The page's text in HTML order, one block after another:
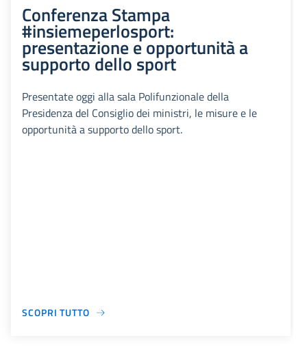
Conferenza Stampa
#insiemeperlosport:
presentazione e opportunità a
supporto dello sport
Presentate oggi alla sala Polifunzionale della
Presidenza del Consiglio dei ministri, le misure e le
opportunità a supporto dello sport.
SCOPRI TUTTO